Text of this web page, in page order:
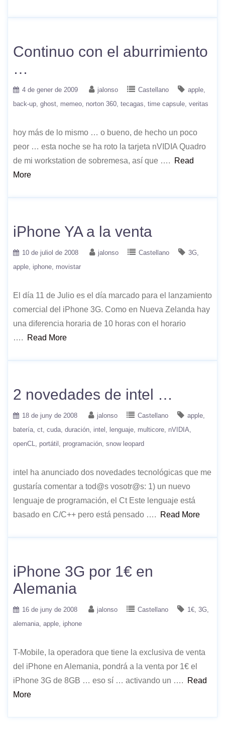
Continuo con el aburrimiento
…
4 de gener de 2009 jalonso Castellano
apple
back-up ghost memeo norton 360 tecagas time capsule veritas
hoy más de lo mismo … o bueno, de hecho un poco
peor … esta noche se ha roto la tarjeta nVIDIA Quadro
de mi workstation de sobremesa, así que ….
Read
More
iPhone YA a la venta
10 de juliol de 2008 jalonso Castellano
3G
apple iphone movistar
El día 11 de Julio es el día marcado para el lanzamiento
comercial del iPhone 3G. Como en Nueva Zelanda hay
una diferencia horaria de 10 horas con el horario
….
Read More
2 novedades de intel …
18 de juny de 2008 jalonso Castellano
apple
batería ct cuda duración intel lenguaje multicore nVIDIA
openCL portátil programación snow leopard
intel ha anunciado dos novedades tecnológicas que me
gustaría comentar a tod@s vosotr@s: 1) un nuevo
lenguaje de programación, el Ct Este lenguaje está
basado en C/C++ pero está pensado ….
Read More
iPhone 3G por 1€ en
Alemania
16 de juny de 2008 jalonso Castellano 1€ 3G
alemania apple iphone
T-Mobile, la operadora que tiene la exclusiva de venta
del iPhone en Alemania, pondrá a la venta por 1€ el
iPhone 3G de 8GB … eso sí … activando un ….
Read
More